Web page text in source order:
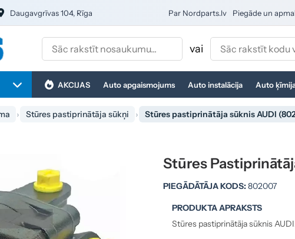
Daugavgrīvas 104, Rīga Par Nordparts.lv Piegāde un
vai
AKCIJAS Auto apgaismojums Auto instalācija Auto
Stūres pastiprinātāja sūkņi Stūres pastiprinātāja sūknis AUDI
Stūres
PIEGĀDĀTĀJA KODS:802007
PRODUKTA APRAKSTS
Stūres pastiprinātāja sūknis